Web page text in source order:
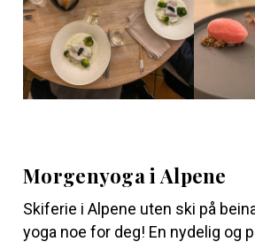
Morgenyoga i Alpene
Skiferie i Alpene uten ski på
yoga noe for deg! En nydelig og